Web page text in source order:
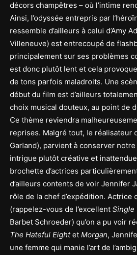
décors champêtres – où l’intime
Ainsi, l’odyssée entrepris par
ressemble d’ailleurs à celui d’Amy
Villeneuve) est entrecoupé de
principalement sur ses problèmes
est donc plutôt lent et cela
de tons parfois maladroits. Une
début du film est d’ailleurs
choix musical douteux, au point de
Ce thème reviendra
reprises. Malgré tout, le réalisateur
Garland), parvient à conserver
intrigue plutôt créative et
brochette d’actrices
d’ailleurs contents de voir Jennifer
rôle de la chef d’expédition. Actrice
(rappelez-vous de l’excellent Single
Barbet Schroeder) qu’on a pu voir
The Hateful Eightet Morgan,
une femme qui manie l’art de